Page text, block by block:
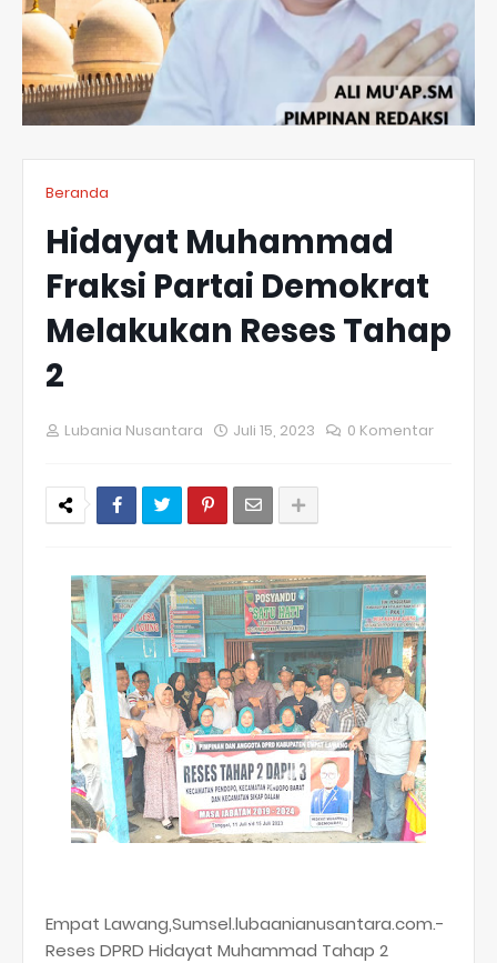
Beranda
Hidayat Muhammad
Fraksi Partai Demokrat
Melakukan Reses Tahap
2
Lubania Nusantara Juli 15, 2023 0 Komentar
Empat Lawang,Sumsel.lubaanianusantara.com.-
Reses DPRD Hidayat Muhammad Tahap 2